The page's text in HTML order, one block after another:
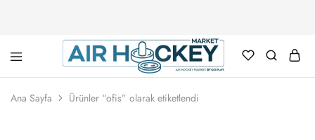
Air
Hockey
Marketi
Ana Sayfa Ürünler “ofis” olarak etiketlendi